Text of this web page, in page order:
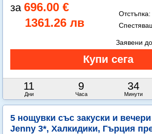
696.00 €
1361.26 лв
Отстъпка:
11
Дни
9
Часа
34
Минути
Заявени
5 нощувки със закуски и
Jenny 3*, Халкидики, Гърция